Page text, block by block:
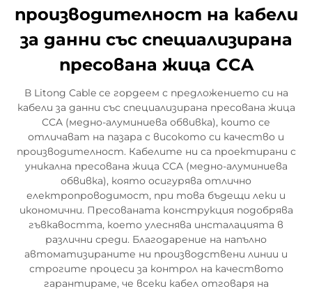
производителност на кабели
за данни със специализирана
пресована жица CCA
В Litong Cable се гордеем с предложението си на
кабели за данни със специализирана пресована жица
CCA (медно-алуминиева обвивка), които се
отличават на пазара с високото си качество и
производителност. Кабелите ни са проектирани с
уникална пресована жица CCA (медно-алуминиева
обвивка), която осигурява отлично
електропроводимост, при това бъдещи леки и
икономични. Пресованата конструкция подобрява
гъвкавостта, което улеснява инсталацията в
различни среди. Благодарение на напълно
автоматизираните ни производствени линии и
строгите процеси за контрол на качеството
гарантираме, че всеки кабел отговаря на